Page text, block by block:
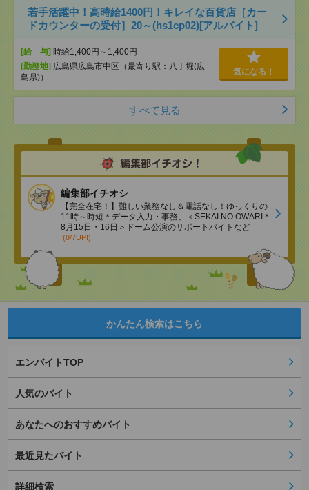
若手活躍中！高時給1400円！キレイな百貨店［カー
ドカウンターの受付］20～(hs1cp02)[アルバイト]
[給 与] 時給1,400円～1,400円
[勤務地] 広島県広島市中区（最寄り駅：八丁堀(広
島県)）
気になる！
すべて見る
編集部イチオシ
【完全在宅！】難しい業務なし＆電話なし！ゆっくりの
11時～時短＊データ入力・事務、＜SEKAI NO OWARI＊
8月15日・16日＞ドーム公演のサポートバイトなど
(8/7UP!)
かんたん検索はこちら
エンバイトTOP
人気のバイト
あなたへのおすすめバイト
最近見たバイト
詳細検索